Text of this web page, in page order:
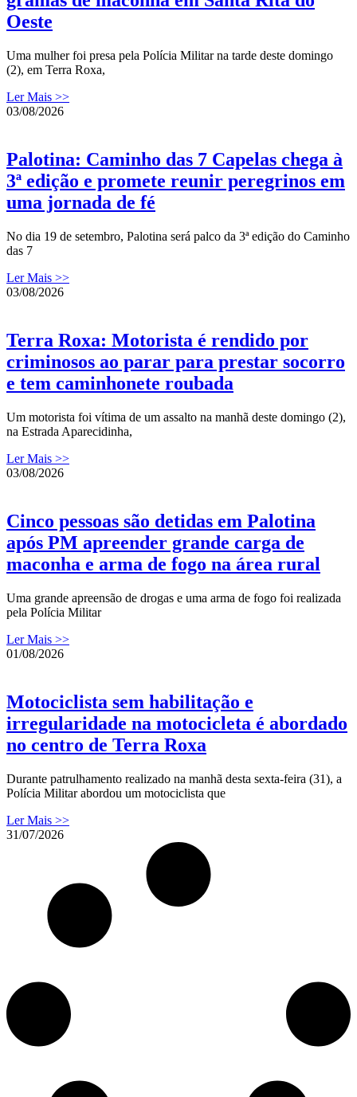
Oeste
Uma mulher foi presa pela Polícia Militar na tarde deste domingo
(2), em Terra Roxa,
Ler Mais >>
03/08/2026
Palotina: Caminho das 7 Capelas chega à
3ª edição e promete reunir peregrinos em
uma jornada de fé
No dia 19 de setembro, Palotina será palco da 3ª edição do Caminho
das 7
Ler Mais >>
03/08/2026
Terra Roxa: Motorista é rendido por
criminosos ao parar para prestar socorro
e tem caminhonete roubada
Um motorista foi vítima de um assalto na manhã deste domingo (2),
na Estrada Aparecidinha,
Ler Mais >>
03/08/2026
Cinco pessoas são detidas em Palotina
após PM apreender grande carga de
maconha e arma de fogo na área rural
Uma grande apreensão de drogas e uma arma de fogo foi realizada
pela Polícia Militar
Ler Mais >>
01/08/2026
Motociclista sem habilitação e
irregularidade na motocicleta é abordado
no centro de Terra Roxa
Durante patrulhamento realizado na manhã desta sexta-feira (31), a
Polícia Militar abordou um motociclista que
Ler Mais >>
31/07/2026